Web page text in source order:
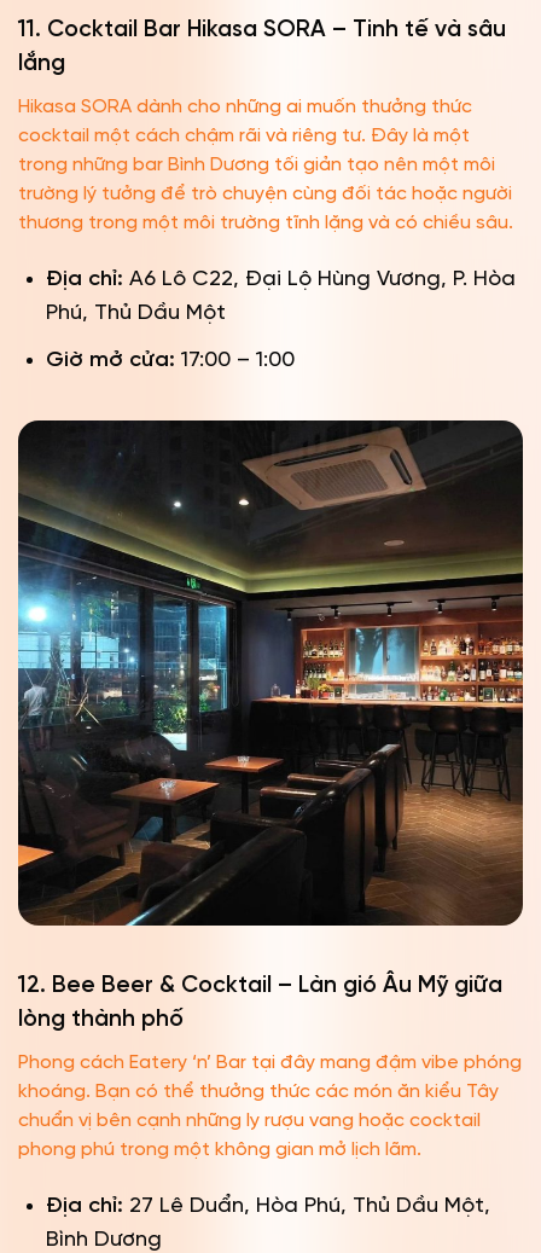
11. Cocktail Bar Hikasa SORA – Tinh tế và sâu
lắng
Hikasa SORA dành cho những ai muốn thưởng thức
cocktail một cách chậm rãi và riêng tư. Đây là một
trong những bar Bình Dương tối giản tạo nên một môi
trường lý tưởng để trò chuyện cùng đối tác hoặc người
thương trong một môi trường tĩnh lặng và có chiều sâu.
Địa chỉ: A6 Lô C22, Đại Lộ Hùng Vương, P. Hòa
Phú, Thủ Dầu Một
Giờ mở cửa: 17:00 – 1:00
12. Bee Beer & Cocktail – Làn gió Âu Mỹ giữa
lòng thành phố
Phong cách Eatery ‘n’ Bar tại đây mang đậm vibe phóng
khoáng. Bạn có thể thưởng thức các món ăn kiểu Tây
chuẩn vị bên cạnh những ly rượu vang hoặc cocktail
phong phú trong một không gian mở lịch lãm.
Địa chỉ: 27 Lê Duẩn, Hòa Phú, Thủ Dầu Một,
Bình Dương